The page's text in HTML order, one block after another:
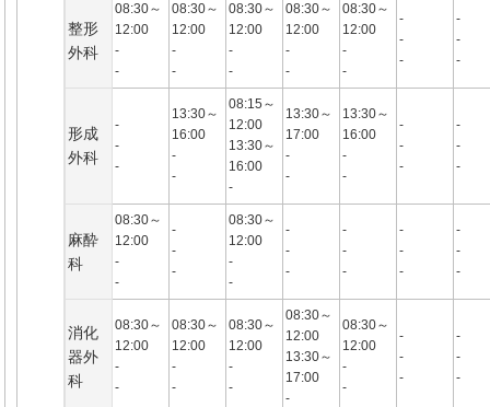
整形
外科
08:30～
12:00
-
-
08:30～
12:00
-
-
08:30～
12:00
-
-
08:30～
12:00
-
-
08:30～
12:00
-
-
-
-
-
-
-
-
形成
外科
-
-
-
13:30～
16:00
-
-
08:15～
12:00
13:30～
16:00
-
13:30～
17:00
-
-
13:30～
16:00
-
-
-
-
-
-
-
-
麻酔
科
08:30～
12:00
-
-
-
-
-
08:30～
12:00
-
-
-
-
-
-
-
-
-
-
-
-
-
-
消化
器外
科
08:30～
12:00
-
-
08:30～
12:00
-
-
08:30～
12:00
-
-
08:30～
12:00
13:30～
17:00
-
08:30～
12:00
-
-
-
-
-
-
-
-